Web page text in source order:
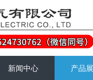
新闻中心 产品